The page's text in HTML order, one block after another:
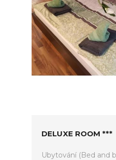
DELUXE ROOM ***
Ubytování (Bed and